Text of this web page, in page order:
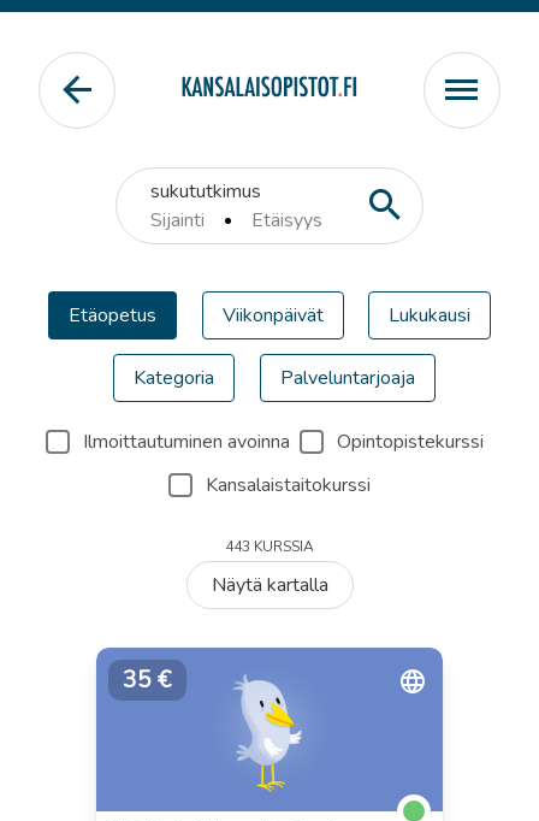
sukututkimus
Sijainti
Etäisyys
Etäopetus Viikonpäivät Lukukausi
Kategoria Palveluntarjoaja
Ilmoittautuminen avoinna
Opintopistekurssi
Kansalaistaitokurssi
443 KURSSIA
Näytä kartalla
35 €